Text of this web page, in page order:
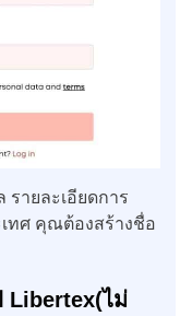
ายละเอียดการ
ทศ คุณต้องสร้างชื่อ
Libertex(ไม่